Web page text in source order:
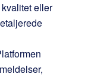
eller